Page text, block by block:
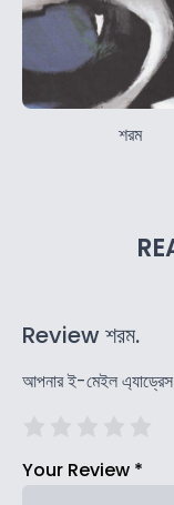
শরম
Review শরম.
আপনার ই-মেইল এ্যাড্রেস
Your Review *